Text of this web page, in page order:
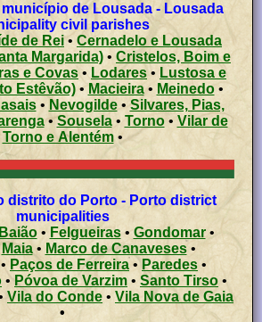
de Lousada - Lousada
civil parishes
de Rei• Cernadelo e Lousada
Margarida) • Cristelos, Boim e
e Covas • Lodares • Lustosa e
Estêvão)• Macieira• Meinedo•
• Nevogilde•Silvares, Pias,
•Sousela• Torno• Vilar de
Torno e Alentém•
municipalities
Baião• Felgueiras•Gondomar•
Maia• Marco de Canaveses•
• Paços de Ferreira • Paredes •
• Póvoa de Varzim • Santo Tirso •
Vila do Conde • Vila Nova de Gaia
•